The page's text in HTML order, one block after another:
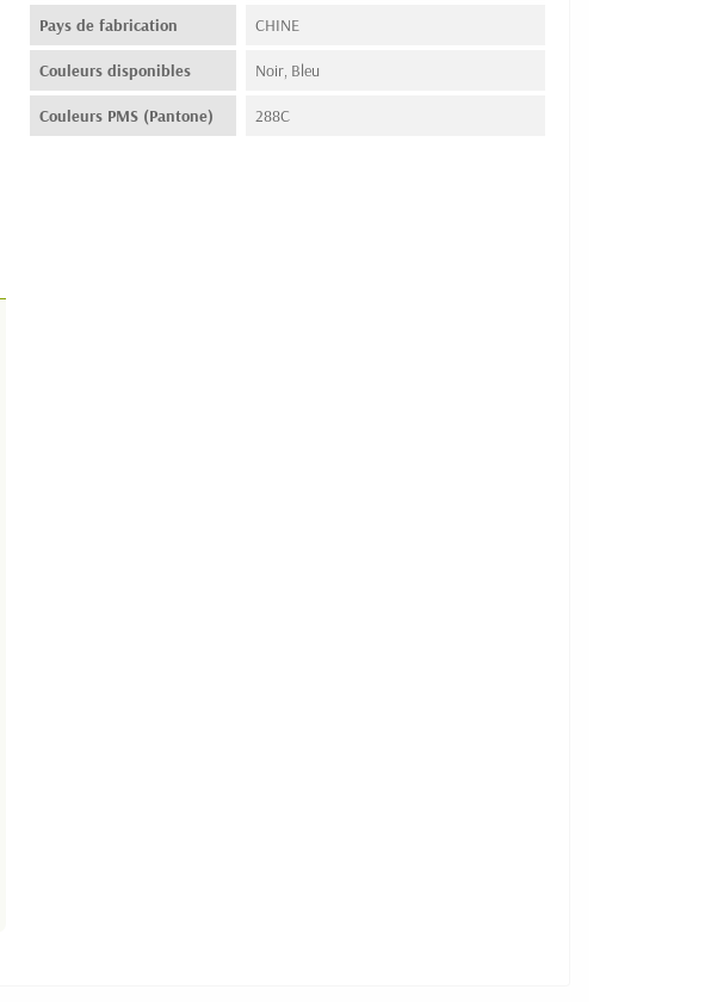
Pays de fabrication CHINE
Couleurs disponibles Noir, Bleu
Couleurs PMS (Pantone) 288C